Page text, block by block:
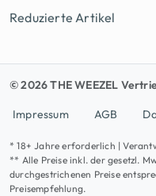
Reduzierte Artikel
© 2026 THE WEEZEL
Impressum AGB
* 18+ Jahre erforderlich |
** Alle Preise inkl. der gesetzl.
durchgestrichenen Preise
Preisempfehlung.